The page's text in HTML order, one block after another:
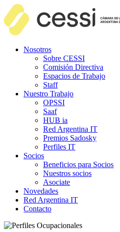
Nosotros
Sobre CESSI
Comisión Directiva
Espacios de Trabajo
Staff
Nuestro Trabajo
OPSSI
Saaf
HUB ia
Red Argentina IT
Premios Sadosky
Perfiles IT
Socios
Beneficios para Socios
Nuestros socios
Asociate
Novedades
Red Argentina IT
Contacto